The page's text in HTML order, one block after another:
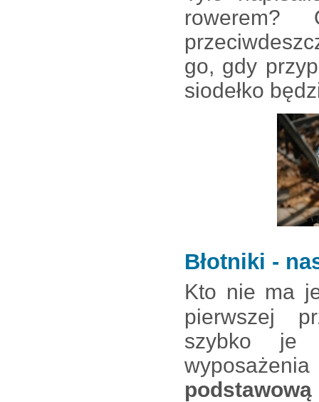
go, gdy
siodełko
Błotniki -
Kto nie ma
pierwszej
szybko je